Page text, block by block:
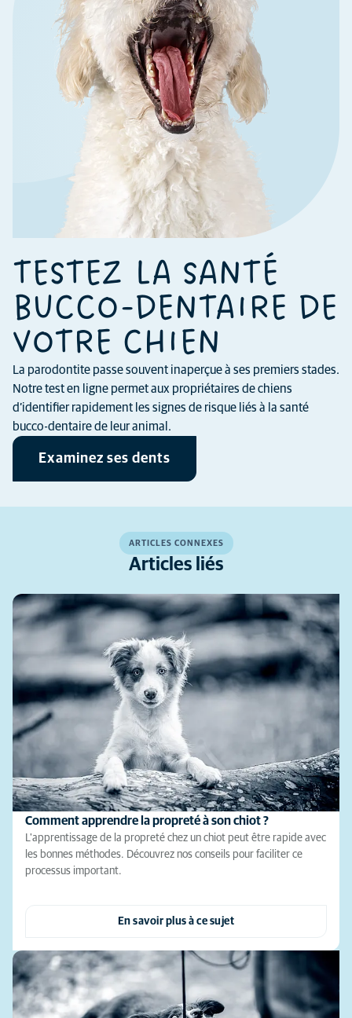
TESTEZ LA SANTÉ
BUCCO-DENTAIRE DE
VOTRE CHIEN
La parodontite passe souvent inaperçue à ses premiers stades.
Notre test en ligne permet aux propriétaires de chiens
d’identifier rapidement les signes de risque liés à la santé
bucco-dentaire de leur animal.
Examinez ses dents
ARTICLES CONNEXES
Articles liés
Comment apprendre la propreté à son chiot ?
L'apprentissage de la propreté chez un chiot peut être rapide avec
les bonnes méthodes. Découvrez nos conseils pour faciliter ce
processus important.
En savoir plus à ce sujet